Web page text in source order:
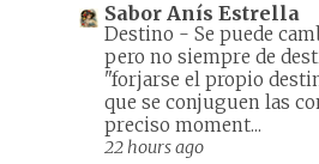
Sabor Anís Estrella
Destino - Se puede
pero no siempre de
"forjarse el propio
que se conjuguen las
preciso moment...
22 hours ago